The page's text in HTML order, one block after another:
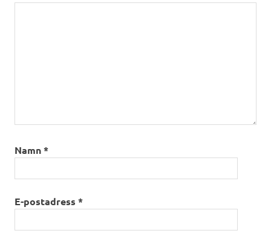
Namn*
E-postadress *